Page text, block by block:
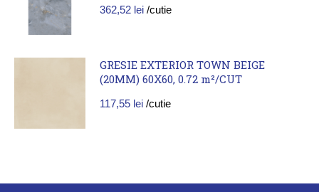
362,52 lei /cutie
GRESIE EXTERIOR TOWN BEIGE
(20MM) 60X60, 0.72 m²/CUT
117,55 lei /cutie